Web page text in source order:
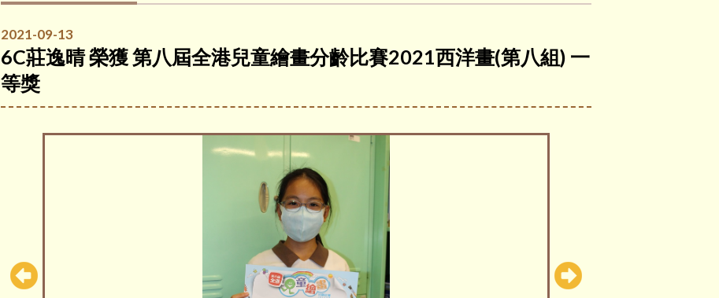
2021-09-13
6C莊逸晴 榮獲 第八屆全港兒童繪畫分齡比賽2021西洋畫(第八組) 一
等獎